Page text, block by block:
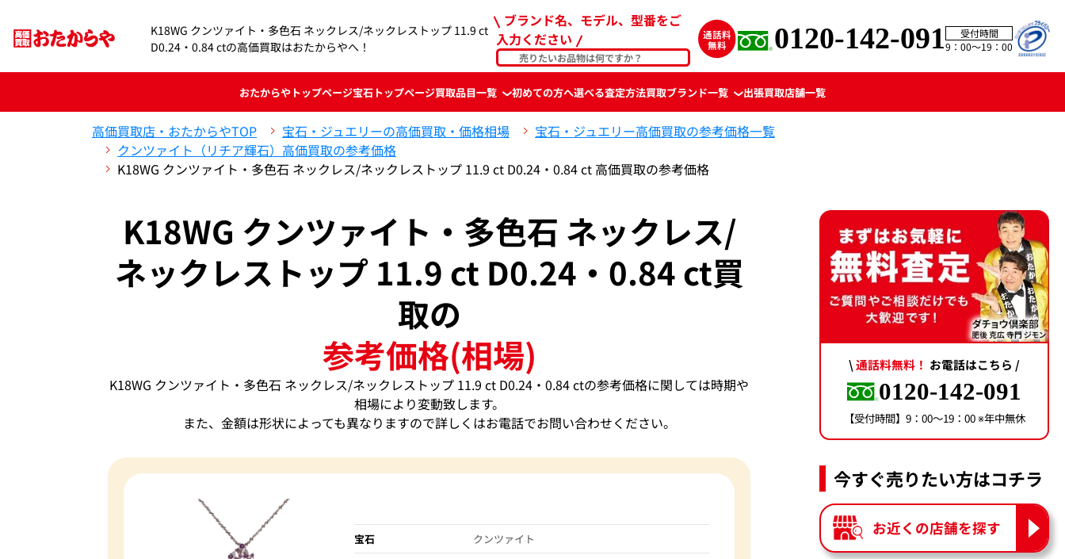
K18WG クンツァイト・多色石 ネックレス/ネックレストップ 11.9 ct
D0.24・0.84 ctの高価買取はおたからやへ！
ブランド名、モデル、型番をご
入力ください
0120-142-091
受付時間
9：00〜19：00
おたからやトップページ宝石トップページ買取品目一覧 初めての方へ選べる査定方法買取ブランド一覧 出張買取店舗一覧
高価買取店・おたからやTOP 宝石・ジュエリーの高価買取・価格相場
宝石・ジュエリー高価買取の参考価格一覧
クンツァイト（リチア輝石）高価買取の参考価格
K18WG クンツァイト・多色石 ネックレス/ネックレストップ 11.9 ct D0.24・0.84 ct 高価買取の参考価格
K18WG クンツァイト・多色石 ネックレス/
ネックレストップ 11.9 ct D0.24・0.84 ct買
取の
参考価格(相場)
K18WG クンツァイト・多色石 ネックレス/ネックレストップ 11.9 ct D0.24・0.84 ctの参考価格に関しては時期や
相場により変動致します。
また、金額は形状によっても異なりますので詳しくはお電話でお問い合わせください。
宝石 クンツァイト
\通話料無料！ お電話はこちら /
0120-142-091
【受付時間】9：00〜19：00 ※年中無休
今すぐ売りたい方はコチラ
お近くの店舗を探す